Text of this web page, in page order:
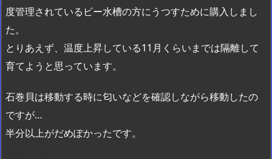
度管理されているビー水槽の方にうつすために購入しまし
た。
とりあえず、温度上昇している11月くらいまでは隔離して
育てようと思っています。
石巻貝は移動する時に匂いなどを確認しながら移動したの
ですが…
半分以上がだめぽかったです。